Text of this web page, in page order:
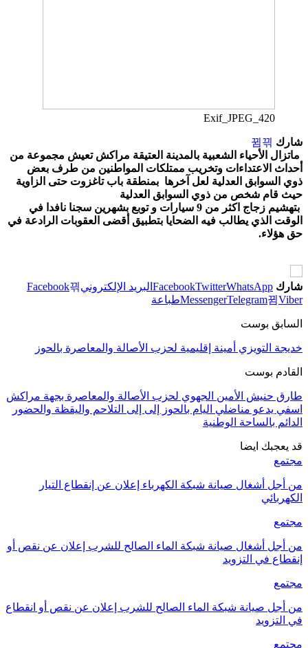
Exif_JPEG_420
شارك
ماتزال الأحياء الشعبية بالمدينة العتيقة مراكش تعيش مجموعة من
أحداث الاعتداءات وتخريب ممتلكات المواطنين من طرف بعض
ذوي السوابق العدلية لعل آخرها بمنطقة باب تاغزوت حتى الزاوية
حيث قام شخص من ذوي السوابق العدلية
بتهشيم زجاج اكثر من 9 سيارات و توبع بشهرين سجنا نافدا في
الوقت الذي يطالب فيه الضحايا بتطبيق أقضى العقوبات الرادعة في
حق هؤلاء.
شارك FacebookTwitterWhatsApp البريد الإلكتروني
Facebook
MessengerTelegram Viber طباعة
السابق بوست
خديجة التويزي أمينة إقليمية لحزب الأصالة والمعاصرة بالحوز
القادم بوست
طارق حنيش الأمين الجهوي لحزب الأصالة والمعاصرة بجهة مراكش
اسفي يدعو مناضلي اليام بالحوز إلى إلى التلاحم واليقظة والحضور
الدائم بالساحة الوطنية
قد يعجبك ايضا
مجتمع
من أجل أشغال صيانة شبكة الكهرباء إعلان عن إنقطاع التيار
الكهربائي
مجتمع
من أجل أشغال صيانة شبكة الماء الصالح للشرب إعلان عن نقص أو
إنقطاع في التزويد
مجتمع
من أجل صيانة شبكة الماء الصالح للشرب إعلان عن نقص أو انقطاع
في التزويد
مجتمع